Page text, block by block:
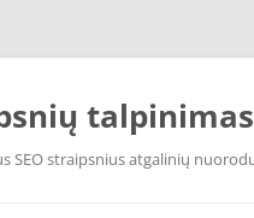
talpinimas
SEO straipsnius atgalinių